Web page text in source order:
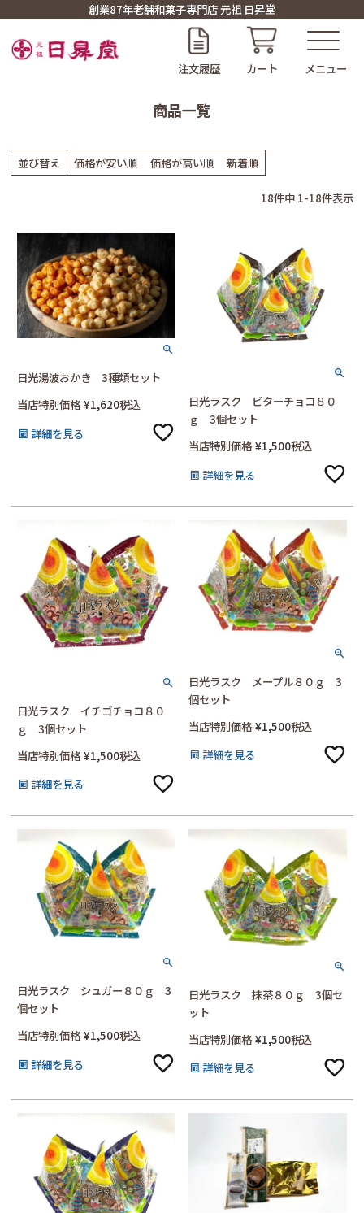
創業87年老舗和菓子専門店 元祖 日昇堂
注文履歴 カート
商品一覧
並び替え 価格が安い順 価格が高い順 新着順
18件中 1-18件表示
日光湯波おかき 3種類セット
当店特別価格 ¥1,620税込
詳細を見る
日光ラスク ビターチョコ８０
ｇ 3個セット
当店特別価格 ¥1,500税込
詳細を見る
日光ラスク イチゴチョコ８０
ｇ 3個セット
当店特別価格 ¥1,500税込
詳細を見る
日光ラスク メープル８０ｇ 3
個セット
当店特別価格 ¥1,500税込
詳細を見る
日光ラスク シュガー８０ｇ 3
個セット
当店特別価格 ¥1,500税込
詳細を見る
日光ラスク 抹茶８０ｇ 3個セ
ット
当店特別価格 ¥1,500税込
詳細を見る